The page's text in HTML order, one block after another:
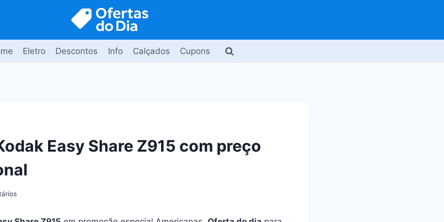
Eletro Descontos Info Calçados Cupons
Easy Share Z915 com preço